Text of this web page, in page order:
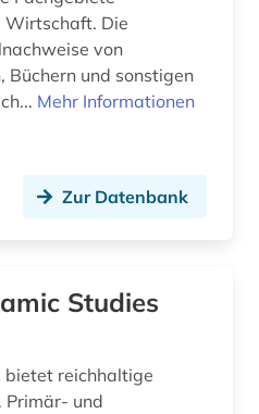
Die
von
und sonstigen
Mehr Informationen
Zur Datenbank
Studies
bietet reichhaltige